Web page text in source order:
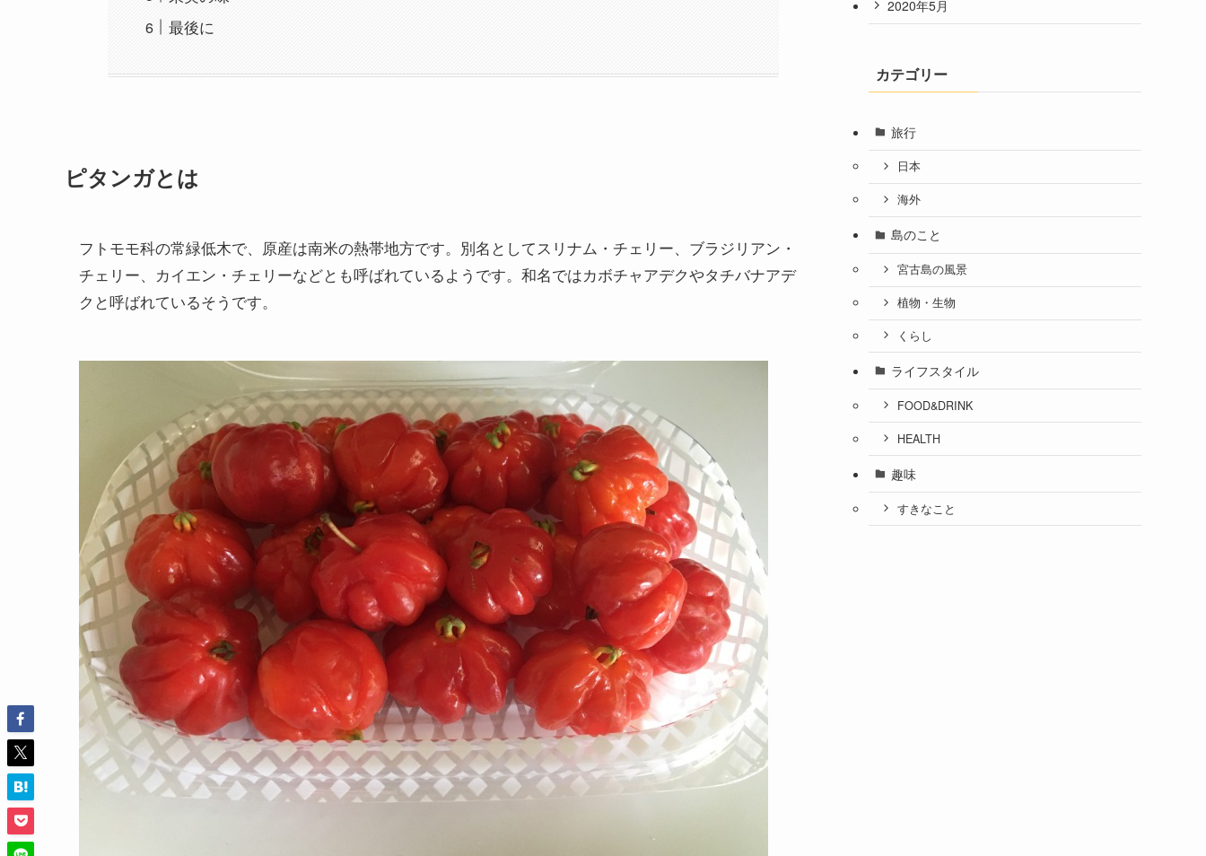
最後に
ピタンガとは
フトモモ科の常緑低木で、原産は南米の熱帯地方です。別名としてスリナム・チェリー、ブラジリアン・
チェリー、カイエン・チェリーなどとも呼ばれているようです。和名ではカボチャアデクやタチバナアデ
クと呼ばれているそうです。
2020年5月
カテゴリー
旅行
日本
海外
島のこと
宮古島の風景
植物・生物
くらし
ライフスタイル
FOOD&DRINK
HEALTH
趣味
すきなこと